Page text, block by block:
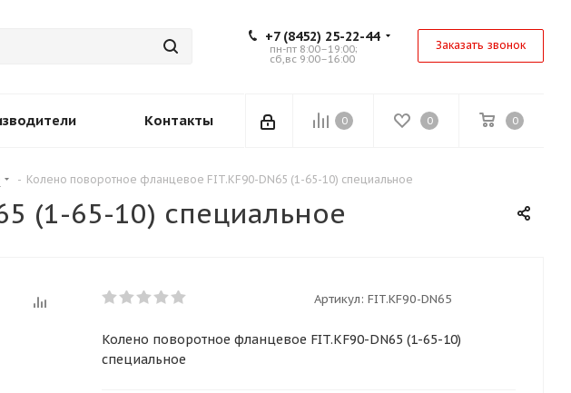
+7 (8452) 25-22-44
пн-пт 8:00–19:00;
сб,вс 9:00–16:00
Заказать звонок
0 0 0
Контакты
- Колено поворотное фланцевое FIT.KF90-DN65 (1-65-10) специальное
(1-65-10) специальное
Артикул: FIT.KF90-DN65
Колено поворотное фланцевое FIT.KF90-DN65 (1-65-10)
специальное